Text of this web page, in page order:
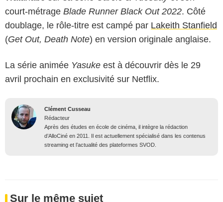
court-métrage Blade Runner Black Out 2022. Côté
doublage, le rôle-titre est campé par Lakeith Stanfield
(Get Out, Death Note) en version originale anglaise.
La série animée Yasuke est à découvrir dès le 29
avril prochain en exclusivité sur Netflix.
Clément Cusseau
Rédacteur
Après des études en école de cinéma, il intègre la rédaction
d’AlloCiné en 2011. Il est actuellement spécialisé dans les contenus
streaming et l’actualité des plateformes SVOD.
Sur le même sujet